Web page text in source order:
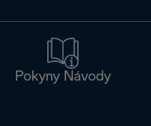
Pokyny Návody